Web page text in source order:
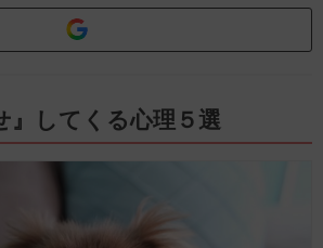
』してくる心理５選